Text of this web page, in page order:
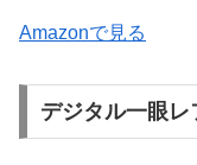
Amazonで見る
デジタル一眼